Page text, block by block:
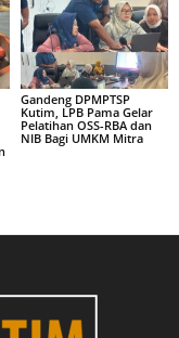
Gandeng DPMPTSP
Kutim, LPB Pama Gelar
Pelatihan OSS-RBA dan
NIB Bagi UMKM Mitra